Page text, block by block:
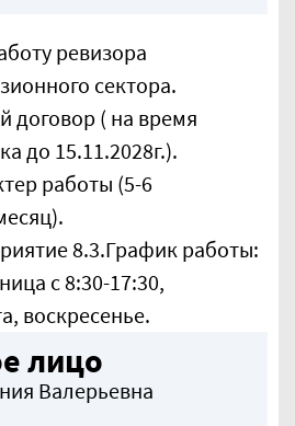
ревизора
сектора.
договор ( на время
до 15.11.2028г.).
работы (5-6
8.3.График работы:
с 8:30-17:30,
воскресенье.
лицо
Валерьевна